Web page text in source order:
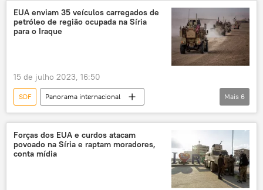
Estados Unidos
Tóquio
Forças Armadas
The New York Times
EUA enviam 35 veículos carregados de
petróleo de região ocupada na Síria
para o Iraque
15 de julho 2023, 16:50
SDF
Panorama internacional
Oriente Médio e África
Síria
EUA
SANA
Forças Democráticas da Síria
Al-Hasakah
Mais 6
Forças dos EUA e curdos atacam
povoado na Síria e raptam moradores,
conta mídia